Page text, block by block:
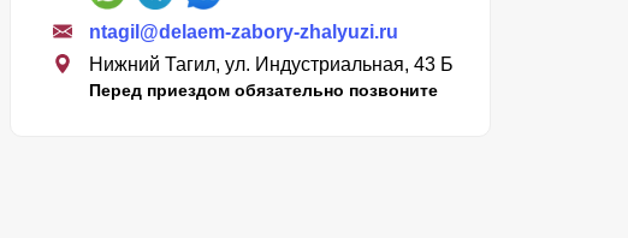
ntagil@delaem-zabory-zhalyuzi.ru
Нижний Тагил, ул. Индустриальная, 43 Б
Перед приездом обязательно позвоните